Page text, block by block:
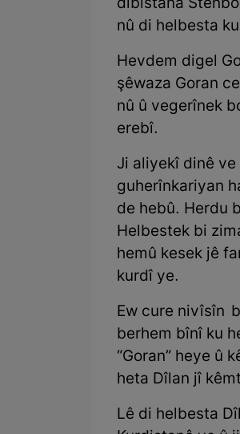
dibistana
nû di helbesta
Hevdem digel
şêwaza Goran
nû û vegerînek
erebî.
Ji aliyekî dinê
guherînkariyan
de hebû. Herdu
Helbestek bi
hemû kesek jê
kurdî ye.
Ew cure nivîsîn
berhem bînî ku
“Goran” heye û
heta Dîlan jî
Lê di helbesta